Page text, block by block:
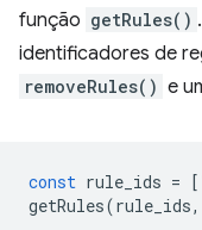
função getRules()
identificadores de
removeRules() e
const rule_ids = [
getRules(rule_ids,